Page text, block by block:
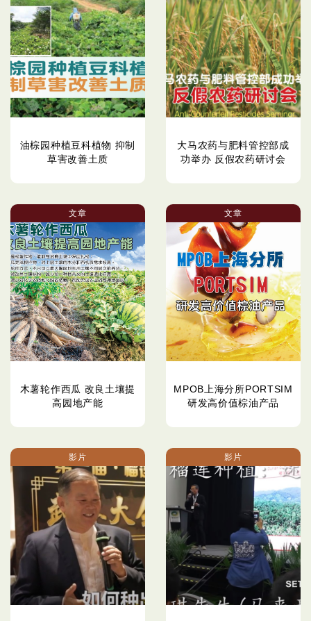
油棕园种植豆科植物 抑制
草害改善土质
大马农药与肥料管控部成
功举办 反假农药研讨会
文章
木薯轮作西瓜 改良土壤提
高园​​地产能
文章
MPOB上海分所PORTSIM
研发高价值棕油产品
影片 影片